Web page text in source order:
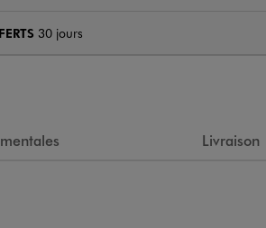
30 jours
Livraison